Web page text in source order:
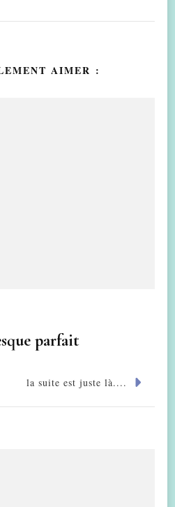
AIMER :
parfait
la suite est juste là....